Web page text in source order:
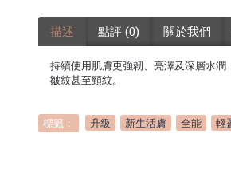
描述 點評 (0) 關於我們
持續使用肌膚更強韌、亮澤及深層水
皺紋甚至頸紋。
標籤： 升級 新生活膚 全能 輕